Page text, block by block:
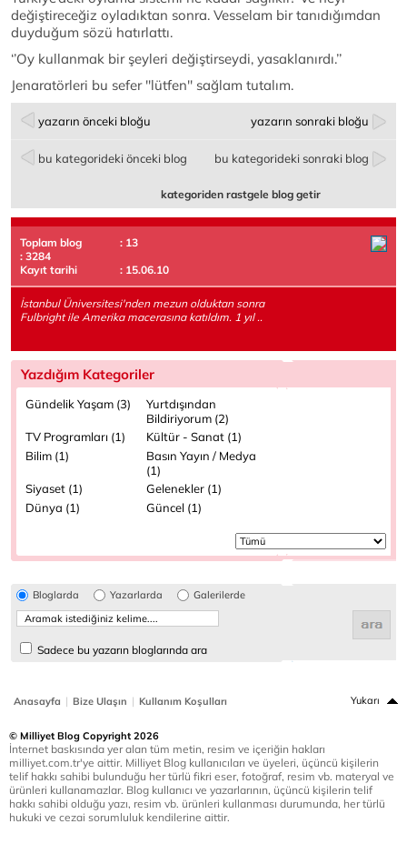
değiştireceğiz oyladıktan sonra. Vesselam bir tanıdığımdan
duyduğum sözü hatırlattı.
‘’Oy kullanmak bir şeyleri değiştirseydi, yasaklanırdı.’’
Jenaratörleri bu sefer ''lütfen'' sağlam tutalım.
yazarın önceki bloğu yazarın sonraki bloğu
bu kategorideki önceki blog bu kategorideki sonraki blog
kategoriden rastgele blog getir
Toplam blog
: 13
: 3284
Kayıt tarihi
: 15.06.10
İstanbul Üniversitesi'nden mezun olduktan sonra
Fulbright ile Amerika macerasına katıldım. 1 yıl ..
Yazdığım Kategoriler
Gündelik Yaşam (3) Yurtdışından
Bildiriyorum (2)
TV Programları (1)
Kültür - Sanat (1)
Bilim (1)
Basın Yayın / Medya
(1)
Siyaset (1)
Gelenekler (1)
Dünya (1)
Güncel (1)
Bloglarda Yazarlarda Galerilerde
Sadece bu yazarın bloglarında ara
Anasayfa | Bize Ulaşın | Kullanım Koşulları Yukarı
© Milliyet Blog Copyright 2026
İnternet baskısında yer alan tüm metin, resim ve içeriğin hakları
milliyet.com.tr'ye aittir. Milliyet Blog kullanıcıları ve üyeleri, üçüncü kişilerin
telif hakkı sahibi bulunduğu her türlü fikri eser, fotoğraf, resim vb. materyal ve
ürünleri kullanamazlar. Blog kullanıcı ve yazarlarının, üçüncü kişilerin telif
hakkı sahibi olduğu yazı, resim vb. ürünleri kullanması durumunda, her türlü
hukuki ve cezai sorumluluk kendilerine aittir.